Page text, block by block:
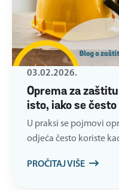
Oprema za
isto, iako se
03.02.2026.
U praksi se pojmovi
odjeća često koriste
PROČITAJ VIŠE